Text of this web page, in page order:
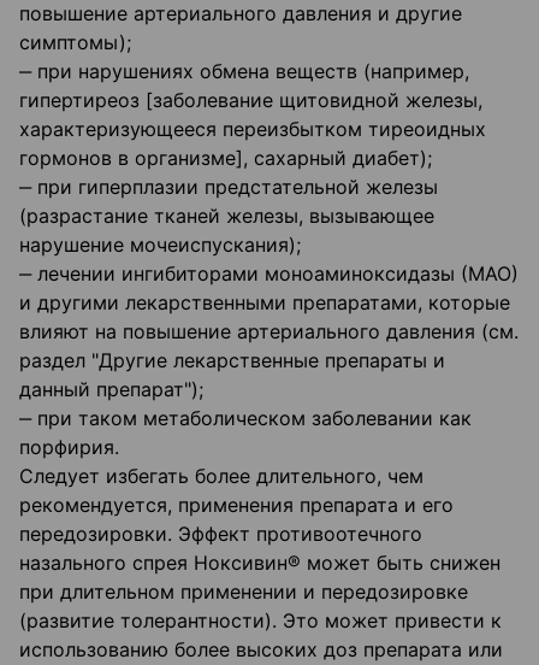
повышение артериального давления и другие
симптомы);
‒ при нарушениях обмена веществ (например,
гипертиреоз [заболевание щитовидной железы,
характеризующееся переизбытком тиреоидных
гормонов в организме], сахарный диабет);
‒ при гиперплазии предстательной железы
(разрастание тканей железы, вызывающее
нарушение мочеиспускания);
‒ лечении ингибиторами моноаминоксидазы (МАО)
и другими лекарственными препаратами, которые
влияют на повышение артериального давления (см.
раздел "Другие лекарственные препараты и
данный препарат");
‒ при таком метаболическом заболевании как
порфирия.
Следует избегать более длительного, чем
рекомендуется, применения препарата и его
передозировки. Эффект противоотечного
назального спрея Ноксивин® может быть снижен
при длительном применении и передозировке
(развитие толерантности). Это может привести к
использованию более высоких доз препарата или